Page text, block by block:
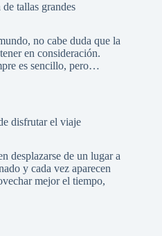
tallas grandes
no cabe duda que la
en consideración.
es sencillo, pero…
disfrutar el viaje
desplazarse de un lugar a
y cada vez aparecen
mejor el tiempo,